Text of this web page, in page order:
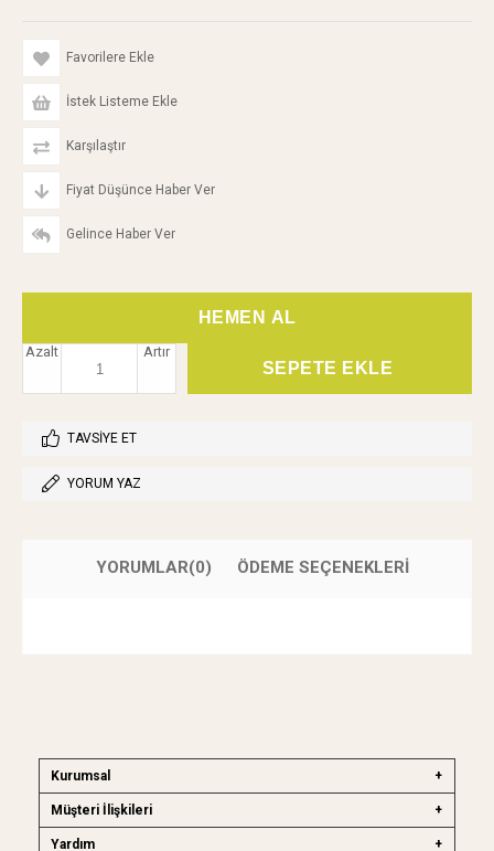
Favorilere Ekle
İstek Listeme Ekle
Karşılaştır
Fiyat Düşünce Haber Ver
Gelince Haber Ver
Artır
Azalt
TAVSIYE ET
YORUM YAZ
YORUMLAR(0) ÖDEME SEÇENEKLERI
Kurumsal
Müşteri İlişkileri
Yardım